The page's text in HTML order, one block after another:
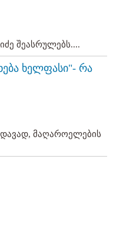
შეასრულებს....
ხელფასი"- რა
მაღაროელების